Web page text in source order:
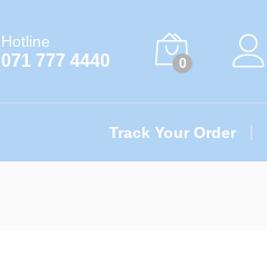
Hotline
071 777 4440 0
Track Your Order